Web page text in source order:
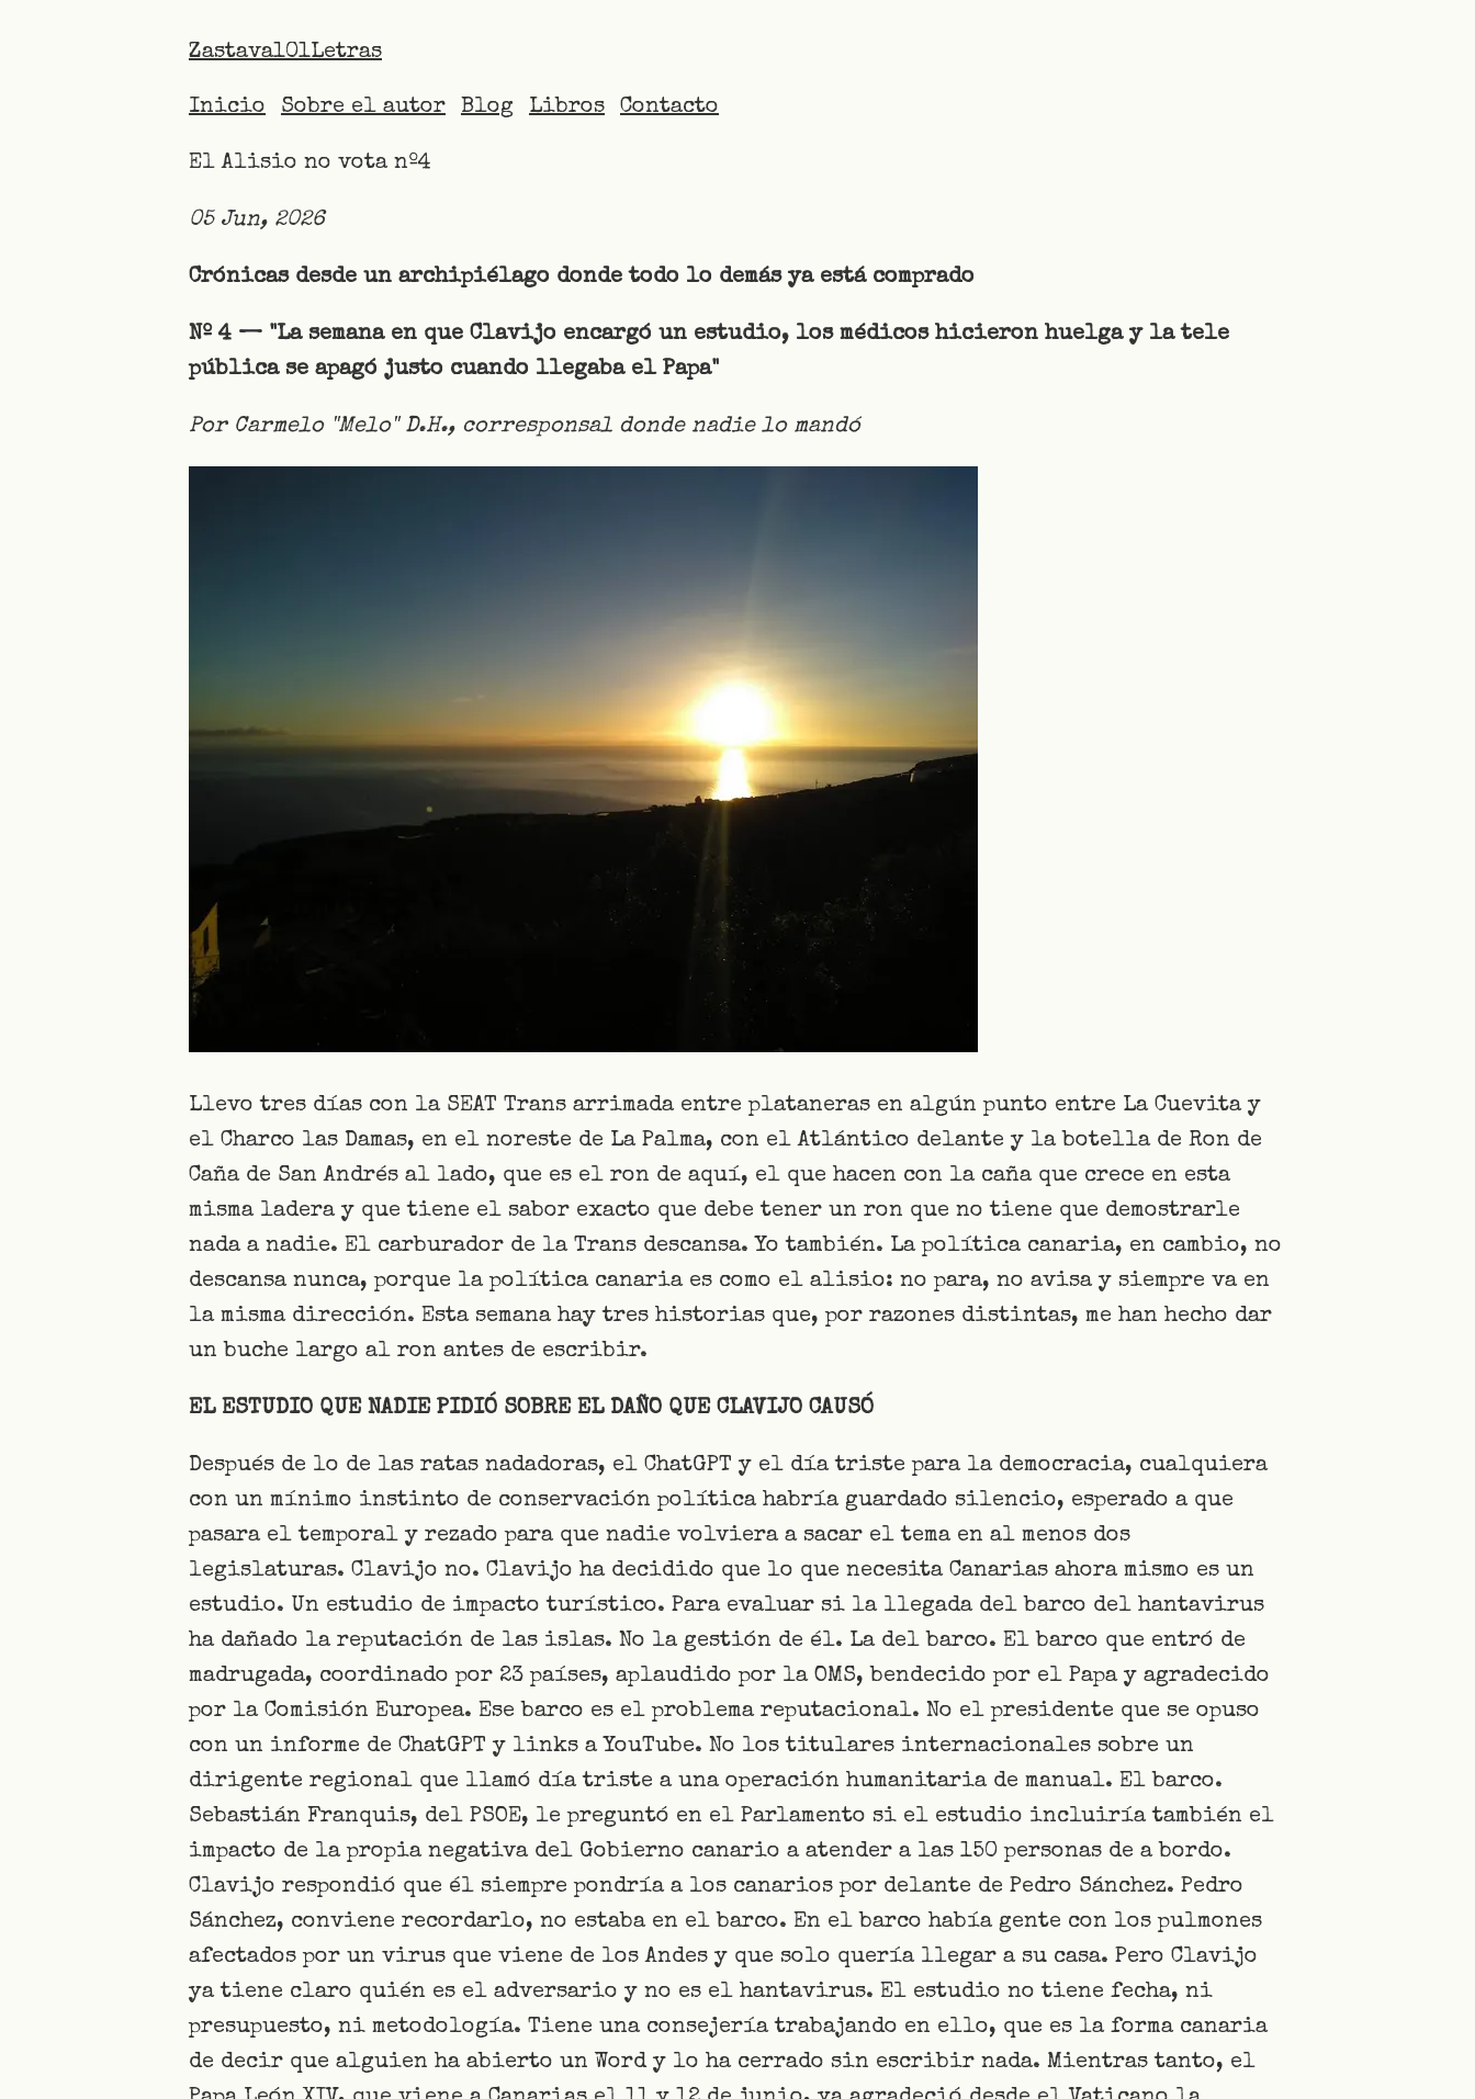
Zastava101Letras
Inicio Sobre el autor Blog Libros Contacto
El Alisio no vota nº4
05 Jun, 2026
Crónicas desde un archipiélago donde todo lo demás ya está comprado
Nº 4 — "La semana en que Clavijo encargó un estudio, los médicos hicieron huelga y la tele
pública se apagó justo cuando llegaba el Papa"
Por Carmelo "Melo" D.H., corresponsal donde nadie lo mandó
Llevo tres días con la SEAT Trans arrimada entre plataneras en algún punto entre La Cuevita y
el Charco las Damas, en el noreste de La Palma, con el Atlántico delante y la botella de Ron de
Caña de San Andrés al lado, que es el ron de aquí, el que hacen con la caña que crece en esta
misma ladera y que tiene el sabor exacto que debe tener un ron que no tiene que demostrarle
nada a nadie. El carburador de la Trans descansa. Yo también. La política canaria, en cambio, no
descansa nunca, porque la política canaria es como el alisio: no para, no avisa y siempre va en
la misma dirección. Esta semana hay tres historias que, por razones distintas, me han hecho dar
un buche largo al ron antes de escribir.
EL ESTUDIO QUE NADIE PIDIÓ SOBRE EL DAÑO QUE CLAVIJO CAUSÓ
Después de lo de las ratas nadadoras, el ChatGPT y el día triste para la democracia, cualquiera
con un mínimo instinto de conservación política habría guardado silencio, esperado a que
pasara el temporal y rezado para que nadie volviera a sacar el tema en al menos dos
legislaturas. Clavijo no. Clavijo ha decidido que lo que necesita Canarias ahora mismo es un
estudio. Un estudio de impacto turístico. Para evaluar si la llegada del barco del hantavirus
ha dañado la reputación de las islas. No la gestión de él. La del barco. El barco que entró de
madrugada, coordinado por 23 países, aplaudido por la OMS, bendecido por el Papa y agradecido
por la Comisión Europea. Ese barco es el problema reputacional. No el presidente que se opuso
con un informe de ChatGPT y links a YouTube. No los titulares internacionales sobre un
dirigente regional que llamó día triste a una operación humanitaria de manual. El barco.
Sebastián Franquis, del PSOE, le preguntó en el Parlamento si el estudio incluiría también el
impacto de la propia negativa del Gobierno canario a atender a las 150 personas de a bordo.
Clavijo respondió que él siempre pondría a los canarios por delante de Pedro Sánchez. Pedro
Sánchez, conviene recordarlo, no estaba en el barco. En el barco había gente con los pulmones
afectados por un virus que viene de los Andes y que solo quería llegar a su casa. Pero Clavijo
ya tiene claro quién es el adversario y no es el hantavirus. El estudio no tiene fecha, ni
presupuesto, ni metodología. Tiene una consejería trabajando en ello, que es la forma canaria
de decir que alguien ha abierto un Word y lo ha cerrado sin escribir nada. Mientras tanto, el